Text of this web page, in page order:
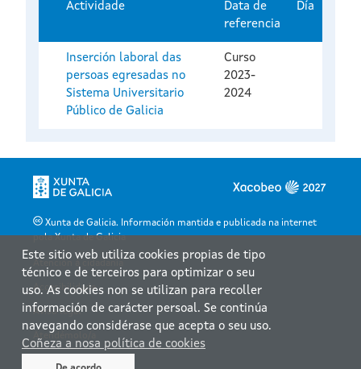
Actividade
Data de
referencia
Día
Inserción laboral das
persoas egresadas no
Sistema Universitario
Público de Galicia
Curso
2023-
2024
Xunta de Galicia. Información mantida e publicada na internet
pola Xunta de Galicia
Accesibilidade
Aviso legal
Este sitio web utiliza cookies propias de tipo
técnico e de terceiros para optimizar o seu
uso. As cookies non se utilizan para recoller
información de carácter persoal. Se continúa
navegando considérase que acepta o seu uso.
Coñeza a nosa política de cookies